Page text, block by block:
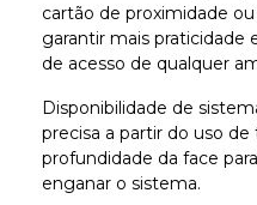
cartão de proximidade
garantir mais praticidade
de acesso de qualquer
Disponibilidade de
precisa a partir do uso
profundidade da face
enganar o sistema.